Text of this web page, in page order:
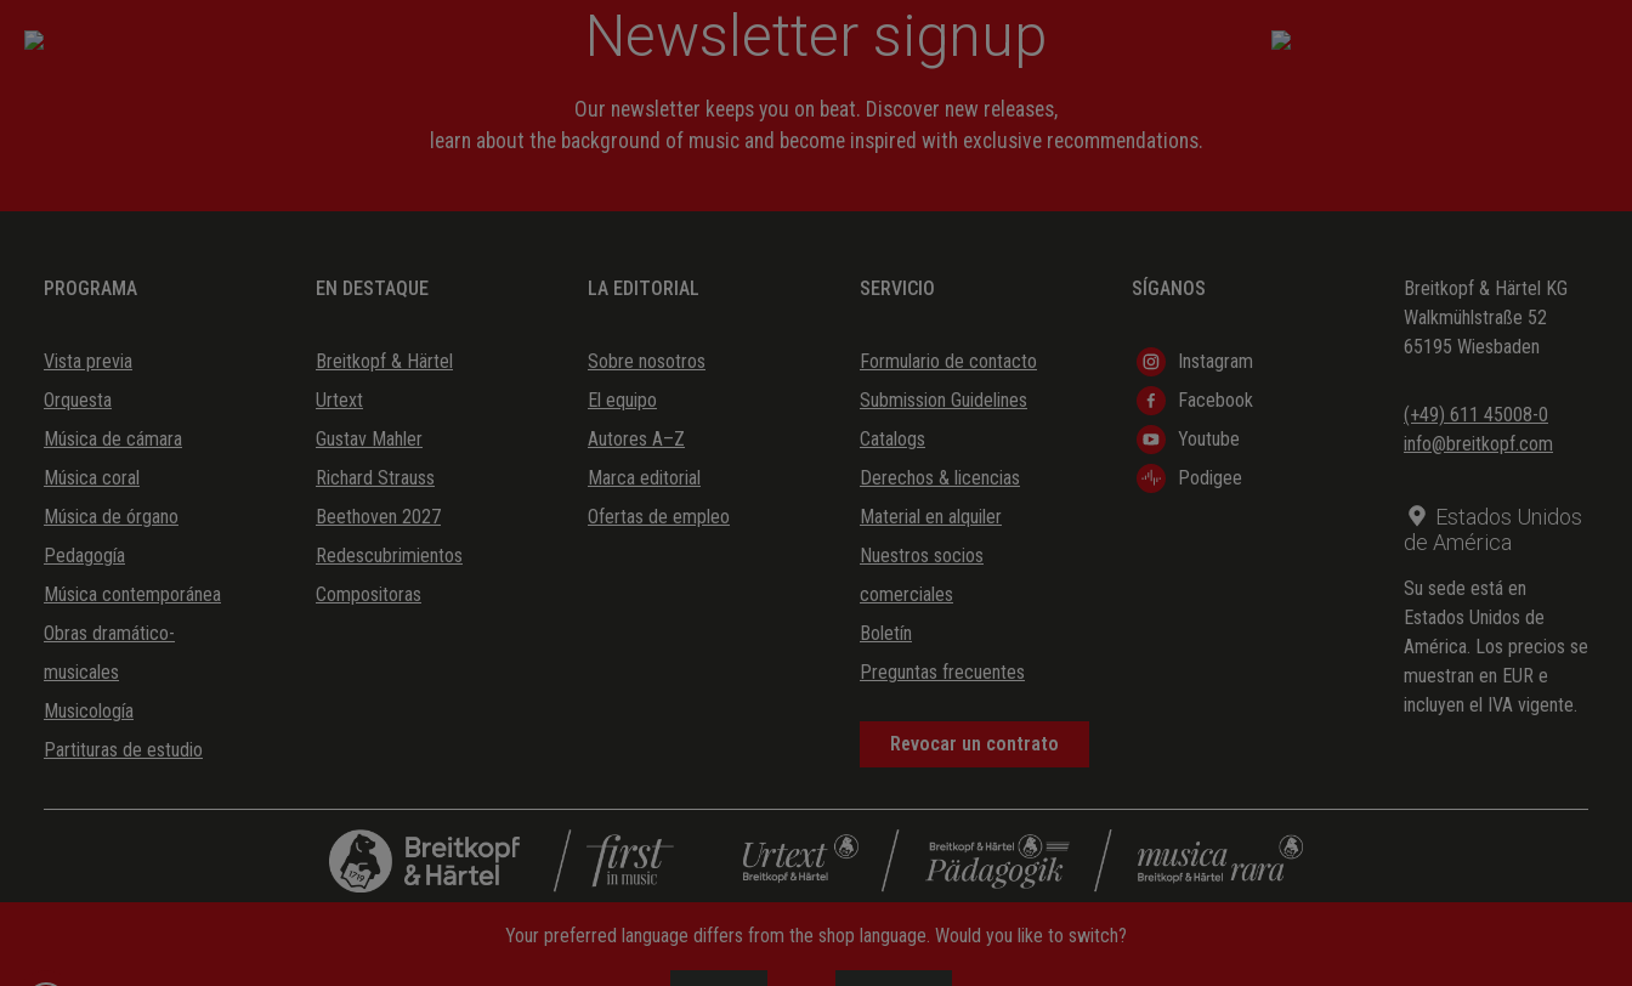
Newsletter signup
Our newsletter keeps you on beat. Discover new releases,
learn about the background of music and become inspired with exclusive recommendations.
PROGRAMA
Vista previa
Orquesta
Música de cámara
Música coral
Música de órgano
Pedagogía
Música contemporánea
Obras dramático-
musicales
Musicología
Partituras de estudio
EN DESTAQUE
Breitkopf & Härtel
Urtext
Gustav Mahler
Richard Strauss
Beethoven 2027
Redescubrimientos
Compositoras
LA EDITORIAL
Sobre nosotros
El equipo
Autores A–Z
Marca editorial
Ofertas de empleo
SERVICIO
Formulario de contacto
Submission Guidelines
Catalogs
Derechos & licencias
Material en alquiler
Nuestros socios
comerciales
Boletín
Preguntas frecuentes
Revocar un contrato
SÍGANOS
Instagram
Facebook
Youtube
Podigee
Breitkopf & Härtel KG
Walkmühlstraße 52
65195 Wiesbaden
(+49) 611 45008-0
info@breitkopf.com
Estados Unidos
de América
Su sede está en
Estados Unidos de
América. Los precios se
muestran en EUR e
incluyen el IVA vigente.
Política de cancelación — Formulario de desistimiento
Your preferred language differs from the shop language. Would you like to switch?